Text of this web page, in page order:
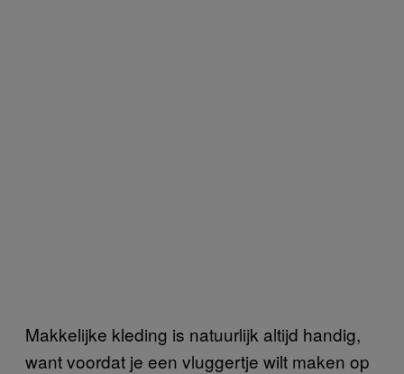
Makkelijke kleding is natuurlijk altijd handig,
want voordat je een vluggertje wilt maken op